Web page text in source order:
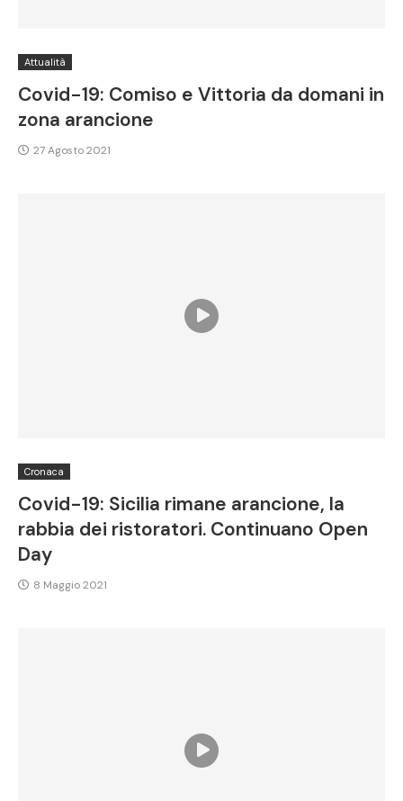
Attualità
Covid-19: Comiso e Vittoria da domani in
zona arancione
27 Agosto 2021
Cronaca
Covid-19: Sicilia rimane arancione, la
rabbia dei ristoratori. Continuano Open
Day
8 Maggio 2021